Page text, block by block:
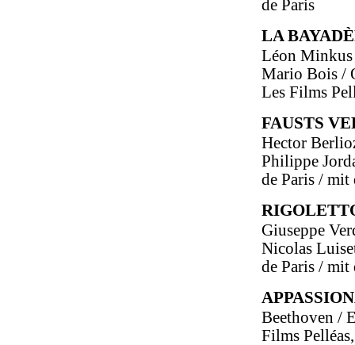
de Paris
LA
Léon Minkus
Mario Bois /
Les Films
FAUSTS
Hector
Philippe
de Paris /
Giuseppe
Nicolas
de Paris /
Beethoven /
Films